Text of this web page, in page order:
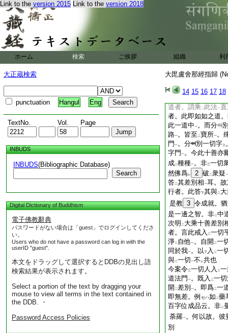
Link to the version 2015 Link to the version 2018
ホーム 検索 ご挨拶 組織 利
大正蔵検索
punctuation Hangul Eng
TextNo. Vol. Page
INBUDS
INBUDS(Bibliographic Database)
Search
Digital Dictionary of Buddhism
電子佛教辭典
パスワードがない場合は「guest」でログインしてくださ
い。
Users who do not have a password can log in with the
userID "guest".
本文をドラッグして選択するとDDBの見出し語
検索結果が表示されます。
Select a portion of the text by dragging your
mouse to view all terms in the text contained in
the DDB. ・
Password Access Policies
大毘盧舍那經指歸
14 15 16 17 18
性。佛及衆生。倶
遂以開會。當機自知
即畢死人。足
受方便覺處品云。
等行
乃至
法平等一 。攝
受智
轉
。是故祕密主菩
切法平等 一。當二勤メテ
道者。謂乘 二 此法一
者。此即如如之道
此一道中一。而分
路一。皆至 二寶所一。
門 一。分 別一切字 上
字門 一。今此十善亦
成二種種一。非三一切
然佛爲レ 2 破 二衆疑一
答二其差別相一耳。
行者。此答下其與二
是教 3 令成就。
是一邊之智。非二中
次明 二 大乘十善差別
者。言此戒入 二一切
淨二 自他一。自開 二一
同於我一。以下 入 二一
與二一切一不 レ共也
今案令三一切人入 二
道法門 一。既入 二一
開 二差別 一。即爲二一
即無差。例 セハ如 二藥
百字位成品云。非二
荼羅一。何以故。彼
別